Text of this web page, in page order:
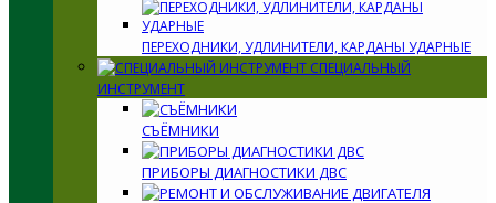
ПЕРЕХОДНИКИ, УДЛИНИТЕЛИ, КАРДАНЫ УДАРНЫЕ
СПЕЦИАЛЬНЫЙ
ИНСТРУМЕНТ
СЪЁМНИКИ
ПРИБОРЫ ДИАГНОСТИКИ ДВС